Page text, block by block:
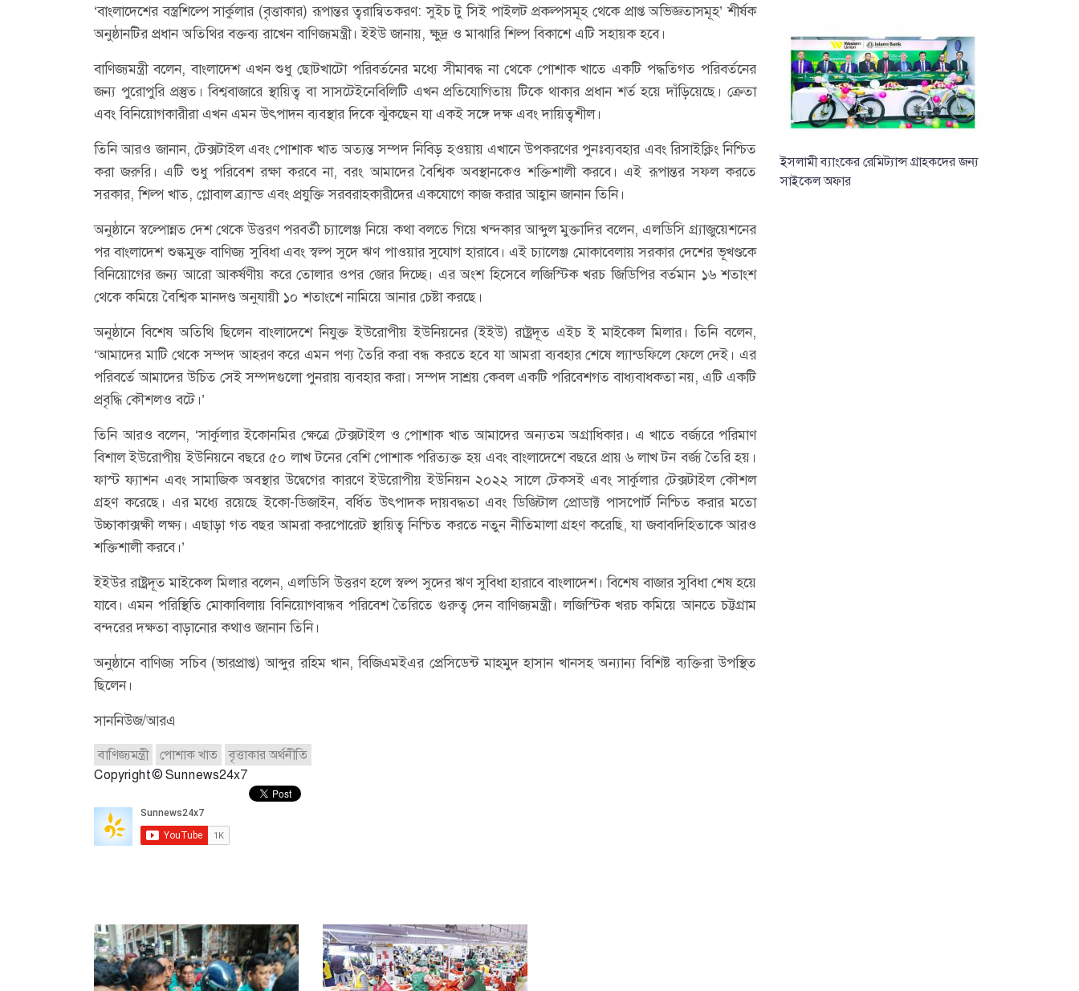
‘বাংলাদেশের বস্ত্রশিল্পে সার্কুলার (বৃত্তাকার) রূপান্তর ত্বরান্বিতকরণ: সুইচ টু সিই পাইলট প্রকল্পসমূহ থেকে প্রাপ্ত অভিজ্ঞতাসমূহ’ শীর্ষক
অনুষ্ঠানটির প্রধান অতিথির বক্তব্য রাখেন বাণিজ্যমন্ত্রী। ইইউ জানায়, ক্ষুদ্র ও মাঝারি শিল্প বিকাশে এটি সহায়ক হবে।
বাণিজ্যমন্ত্রী বলেন, বাংলাদেশ এখন শুধু ছোটখাটো পরিবর্তনের মধ্যে সীমাবদ্ধ না থেকে পোশাক খাতে একটি পদ্ধতিগত পরিবর্তনের
জন্য পুরোপুরি প্রস্তুত। বিশ্ববাজারে স্থায়িত্ব বা সাসটেইনেবিলিটি এখন প্রতিযোগিতায় টিকে থাকার প্রধান শর্ত হয়ে দাঁড়িয়েছে। ক্রেতা
এবং বিনিয়োগকারীরা এখন এমন উৎপাদন ব্যবস্থার দিকে ঝুঁকছেন যা একই সঙ্গে দক্ষ এবং দায়িত্বশীল।
তিনি আরও জানান, টেক্সটাইল এবং পোশাক খাত অত্যন্ত সম্পদ নিবিড় হওয়ায় এখানে উপকরণের পুনঃব্যবহার এবং রিসাইক্লিং নিশ্চিত
করা জরুরি। এটি শুধু পরিবেশ রক্ষা করবে না, বরং আমাদের বৈশ্বিক অবস্থানকেও শক্তিশালী করবে। এই রূপান্তর সফল করতে
সরকার, শিল্প খাত, গ্লোবাল ব্র্যান্ড এবং প্রযুক্তি সরবরাহকারীদের একযোগে কাজ করার আহ্বান জানান তিনি।
অনুষ্ঠানে স্বল্পোন্নত দেশ থেকে উত্তরণ পরবর্তী চ্যালেঞ্জ নিয়ে কথা বলতে গিয়ে খন্দকার আব্দুল মুক্তাদির বলেন, এলডিসি গ্র্যাজুয়েশনের
পর বাংলাদেশ শুল্কমুক্ত বাণিজ্য সুবিধা এবং স্বল্প সুদে ঋণ পাওয়ার সুযোগ হারাবে। এই চ্যালেঞ্জ মোকাবেলায় সরকার দেশের ভূখণ্ডকে
বিনিয়োগের জন্য আরো আকর্ষণীয় করে তোলার ওপর জোর দিচ্ছে। এর অংশ হিসেবে লজিস্টিক খরচ জিডিপির বর্তমান ১৬ শতাংশ
থেকে কমিয়ে বৈশ্বিক মানদণ্ড অনুযায়ী ১০ শতাংশে নামিয়ে আনার চেষ্টা করছে।
অনুষ্ঠানে বিশেষ অতিথি ছিলেন বাংলাদেশে নিযুক্ত ইউরোপীয় ইউনিয়নের (ইইউ) রাষ্ট্রদূত এইচ ই মাইকেল মিলার। তিনি বলেন,
‘আমাদের মাটি থেকে সম্পদ আহরণ করে এমন পণ্য তৈরি করা বন্ধ করতে হবে যা আমরা ব্যবহার শেষে ল্যান্ডফিলে ফেলে দেই। এর
পরিবর্তে আমাদের উচিত সেই সম্পদগুলো পুনরায় ব্যবহার করা। সম্পদ সাশ্রয় কেবল একটি পরিবেশগত বাধ্যবাধকতা নয়, এটি একটি
প্রবৃদ্ধি কৌশলও বটে।’
তিনি আরও বলেন, ‘সার্কুলার ইকোনমির ক্ষেত্রে টেক্সটাইল ও পোশাক খাত আমাদের অন্যতম অগ্রাধিকার। এ খাতে বর্জ্যরে পরিমাণ
বিশাল ইউরোপীয় ইউনিয়নে বছরে ৫০ লাখ টনের বেশি পোশাক পরিত্যক্ত হয় এবং বাংলাদেশে বছরে প্রায় ৬ লাখ টন বর্জ্য তৈরি হয়।
ফাস্ট ফ্যাশন এবং সামাজিক অবস্থার উদ্বেগের কারণে ইউরোপীয় ইউনিয়ন ২০২২ সালে টেকসই এবং সার্কুলার টেক্সটাইল কৌশল
গ্রহণ করেছে। এর মধ্যে রয়েছে ইকো-ডিজাইন, বর্ধিত উৎপাদক দায়বদ্ধতা এবং ডিজিটাল প্রোডাক্ট পাসপোর্ট নিশ্চিত করার মতো
উচ্চাকাক্সক্ষী লক্ষ্য। এছাড়া গত বছর আমরা করপোরেট স্থায়িত্ব নিশ্চিত করতে নতুন নীতিমালা গ্রহণ করেছি, যা জবাবদিহিতাকে আরও
শক্তিশালী করবে।’
ইইউর রাষ্ট্রদূত মাইকেল মিলার বলেন, এলডিসি উত্তরণ হলে স্বল্প সুদের ঋণ সুবিধা হারাবে বাংলাদেশ। বিশেষ বাজার সুবিধা শেষ হয়ে
যাবে। এমন পরিস্থিতি মোকাবিলায় বিনিয়োগবান্ধব পরিবেশ তৈরিতে গুরুত্ব দেন বাণিজ্যমন্ত্রী। লজিস্টিক খরচ কমিয়ে আনতে চট্টগ্রাম
বন্দরের দক্ষতা বাড়ানোর কথাও জানান তিনি।
অনুষ্ঠানে বাণিজ্য সচিব (ভারপ্রাপ্ত) আব্দুর রহিম খান, বিজিএমইএর প্রেসিডেন্ট মাহমুদ হাসান খানসহ অন্যান্য বিশিষ্ট ব্যক্তিরা উপস্থিত
ছিলেন।
সাননিউজ/আরএ
বাণিজ্যমন্ত্রী পোশাক খাত
বৃত্তাকার অর্থনীতি
Copyright © Sunnews24x7
ইসলামী ব্যাংকের রেমিট্যান্স গ্রাহকদের জন্য
সাইকেল অফার